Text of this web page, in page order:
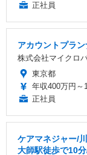
正社員
アカウントプラ
株式会社マイクロ
東京都
年収400万円～
正社員
ケアマネジャー/
大師駅徒歩で10